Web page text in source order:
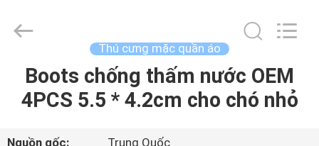
TRANG
CHỦ
2026
Ningbo
Reserved.
Thú cưng mặc quần áo
Boots chống thấm nước OEM
4PCS 5.5 * 4.2cm cho chó nhỏ
Nguồn gốc:
Trung Quốc